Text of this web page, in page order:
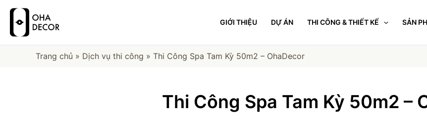
GIỚI THIỆU DỰ ÁN THI CÔNG & THIẾT KẾ SẢN
Trang chủ » Dịch vụ thi công » Thi Công Spa Tam Kỳ 50m2 – OhaDecor
Thi Công Spa Tam Kỳ 50m2 –